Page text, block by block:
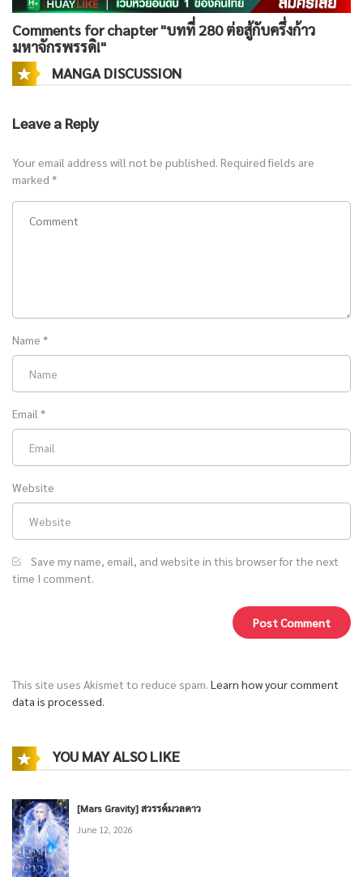
Comments for chapter "บทที่ 280 ต่อสู้กับครึ่งก้าว
มหาจักรพรรดิ!"
MANGA DISCUSSION
Leave a Reply
Your email address will not be published. Required fields are
marked *
Name *
Email *
Website
Save my name, email, and website in this browser for the next
time I comment.
This site uses Akismet to reduce spam. Learn how your comment
data is processed.
YOU MAY ALSO LIKE
[Mars Gravity] สวรรค์มวลดาว
June 12, 2026